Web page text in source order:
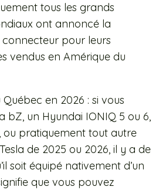
tous les grands
ont annoncé la
pour leurs
vendus en Amérique du
en 2026 : si vous
bZ, un Hyundai IONIQ 5 ou 6,
ou pratiquement tout autre
de 2025 ou 2026, il y a de
soit équipé nativement d’un
que vous pouvez